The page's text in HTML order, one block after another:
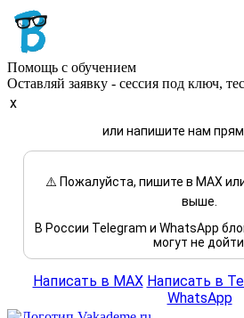
Помощь с обучением
Оставляй заявку - сессия под ключ,
x
или напишите нам
⚠️ Пожалуйста, пишите в MAX
выше.
В России Telegram и WhatsApp
могут не дойти.
Написать в MAX Написать в
WhatsApp